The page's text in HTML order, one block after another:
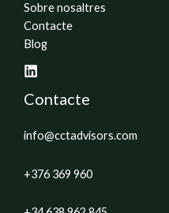
Sobre nosaltres
Contacte
Blog
Contacte
info@cctadvisors.com
+376 369 960